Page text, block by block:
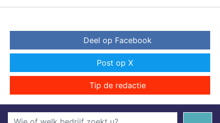
Deel op Facebook
Post op X
Tip de redactie